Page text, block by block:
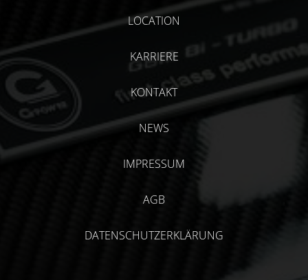
LOCATION
KARRIERE
KONTAKT
NEWS
IMPRESSUM
AGB
DATENSCHUTZERKLÄRUNG